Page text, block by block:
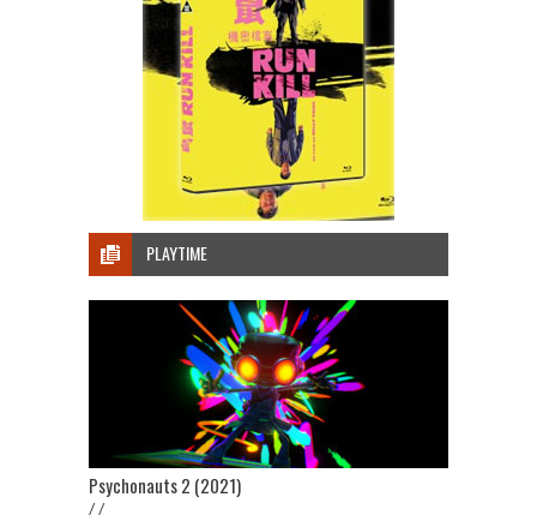
PLAYTIME
Psychonauts 2 (2021)
/ /